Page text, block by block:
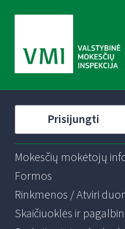
Prisijungti
Mokesčių mokėtojų
Formos
Rinkmenos / Atviri
Skaičiuoklės ir